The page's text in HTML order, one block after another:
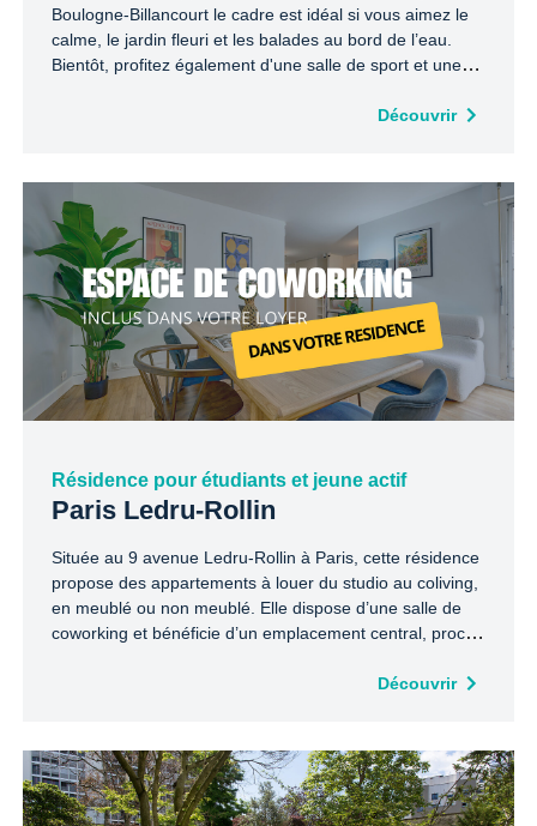
Boulogne-Billancourt le cadre est idéal si vous aimez le
calme, le jardin fleuri et les balades au bord de l’eau.
Bientôt, profitez également d'une salle de sport et une
Découvrir
Résidence pour étudiants et jeune actif
Paris Ledru-Rollin
Située au 9 avenue Ledru-Rollin à Paris, cette résidence
propose des appartements à louer du studio au coliving,
en meublé ou non meublé. Elle dispose d’une salle de
coworking et bénéficie d’un emplacement central, proche
Découvrir